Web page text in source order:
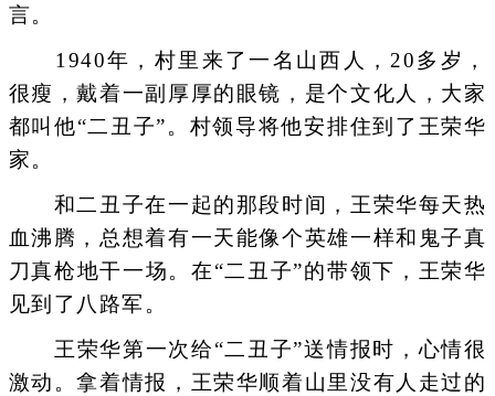
言。
1940年，村里来了一名山西人，20多岁，
很瘦，戴着一副厚厚的眼镜，是个文化人，大家
都叫他“二丑子”。村领导将他安排住到了王荣华
家。
和二丑子在一起的那段时间，王荣华每天热
血沸腾，总想着有一天能像个英雄一样和鬼子真
刀真枪地干一场。在“二丑子”的带领下，王荣华
见到了八路军。
王荣华第一次给“二丑子”送情报时，心情很
激动。拿着情报，王荣华顺着山里没有人走过的